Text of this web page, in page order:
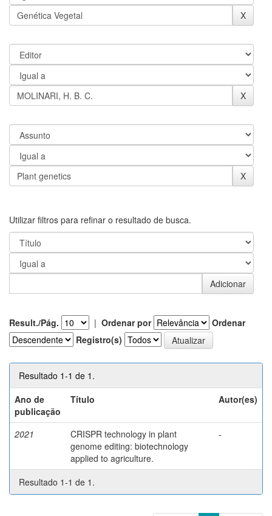
Utilizar filtros para refinar o resultado de busca.
Result./Pág. | Ordenar por
Ordenar
Registro(s)
Resultado 1-1 de 1.
Ano de
publicação
Título Autor(es)
2021
CRISPR technology in plant
genome editing: biotechnology
applied to agriculture.
-
Resultado 1-1 de 1.